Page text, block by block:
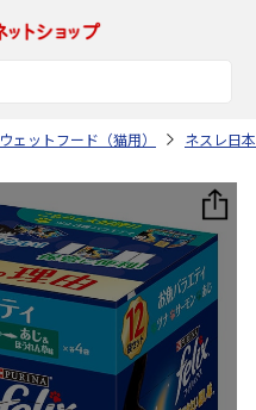
ウェットフード（猫用） ネスレ日